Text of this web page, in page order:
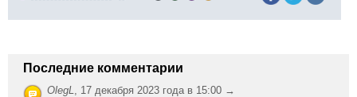
Последние комментарии
OlegL, 17 декабря 2023 года в 15:00 →